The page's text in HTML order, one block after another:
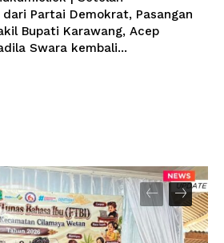
Partai Demokrat, Pasangan
Bupati Karawang, Acep
Swara kembali...